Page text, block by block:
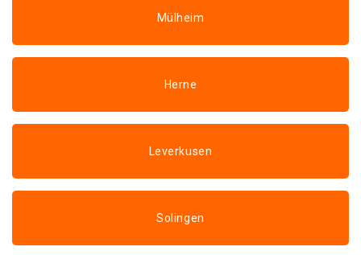
Mülheim
Herne
Leverkusen
Solingen